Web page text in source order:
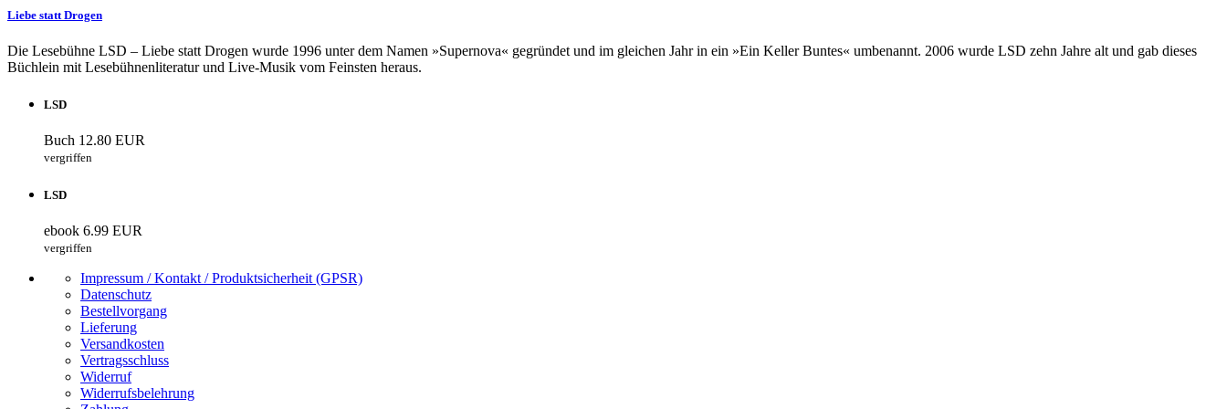
Liebe statt Drogen
Die Lesebühne LSD – Liebe statt Drogen wurde 1996 unter dem Namen »Supernova« gegründet und im gleichen Jahr in ein »Ein Keller Buntes« umbenannt. 2006 wurde LSD zehn Jahre alt und gab dieses
Büchlein mit Lesebühnenliteratur und Live-Musik vom Feinsten heraus.
LSD
Buch 12.80 EUR
vergriffen
LSD
ebook 6.99 EUR
vergriffen
Impressum / Kontakt / Produktsicherheit (GPSR)
Datenschutz
Bestellvorgang
Lieferung
Versandkosten
Vertragsschluss
Widerruf
Widerrufsbelehrung